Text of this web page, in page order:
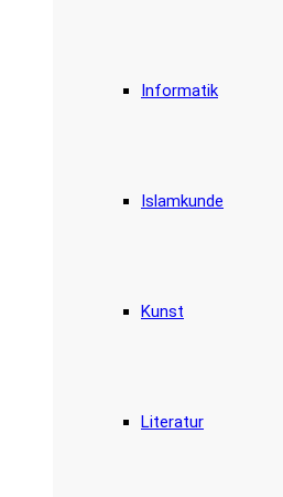
Informatik
Islamkunde
Kunst
Literatur